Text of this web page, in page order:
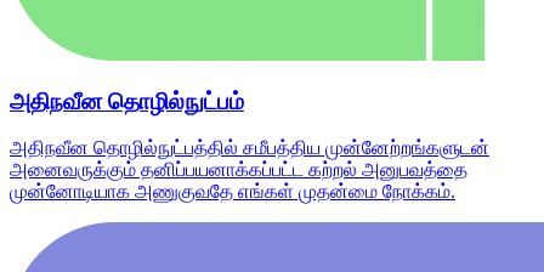
அதிநவீன தொழில்நுட்பம்
அதிநவீன தொழில்நுட்பத்தில் சமீபத்திய முன்னேற்றங்களுடன்
அனைவருக்கும் தனிப்பயனாக்கப்பட்ட கற்றல் அனுபவத்தை
முன்னோடியாக அணுகுவதே எங்கள் முதன்மை நோக்கம்.